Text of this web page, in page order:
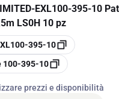
-EXL100-395-10
LS0H 10 pz
395-10
100-395-10
prezzi e disponibilità